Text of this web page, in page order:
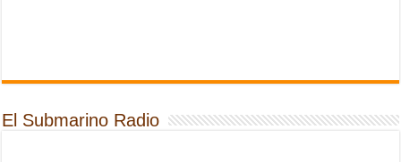
El Submarino Radio